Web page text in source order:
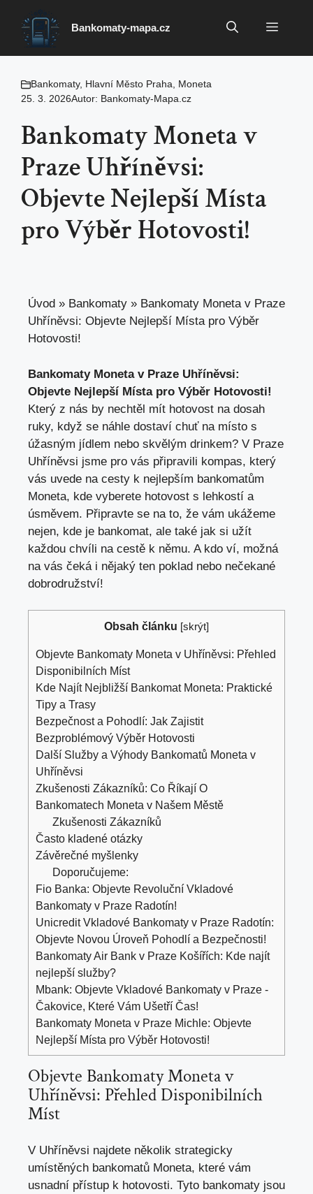
obsah
Bankomaty-mapa.cz Menu
Bankomaty, Hlavní Město Praha
Moneta
25. 3. 2026Autor: Bankomaty-Mapa.cz
Bankomaty Moneta v
Praze Uhříněvsi:
Objevte Nejlepší Místa
pro Výběr Hotovosti!
Úvod » Bankomaty » Bankomaty Moneta v Praze
Uhříněvsi: Objevte Nejlepší Místa pro Výběr
Hotovosti!
Bankomaty Moneta v Praze Uhříněvsi:
Objevte Nejlepší Místa pro Výběr Hotovosti!
Který z nás by nechtěl mít hotovost na dosah
ruky, když se náhle dostaví chuť na místo s
úžasným jídlem nebo skvělým drinkem? V Praze
Uhříněvsi jsme pro vás připravili kompas, který
vás uvede na cesty k nejlepším bankomatům
Moneta, kde vyberete hotovost s lehkostí a
úsměvem. Připravte se na to, že vám ukážeme
nejen, kde je bankomat, ale také jak si užít
každou chvíli na cestě k němu. A kdo ví, možná
na vás čeká i nějaký ten poklad nebo nečekané
dobrodružství!
Obsah článku [skrýt]
Objevte Bankomaty Moneta v Uhříněvsi: Přehled
Disponibilních Míst
Kde Najít Nejbližší Bankomat Moneta: Praktické
Tipy a Trasy
Bezpečnost a Pohodlí: Jak Zajistit
Bezproblémový Výběr Hotovosti
Další Služby a Výhody Bankomatů Moneta v
Uhříněvsi
Zkušenosti Zákazníků: Co Říkají O
Bankomatech Moneta v Našem Městě
Zkušenosti Zákazníků
Často kladené otázky
Závěrečné myšlenky
Doporučujeme:
Fio Banka: Objevte Revoluční Vkladové
Bankomaty v Praze Radotín!
Unicredit Vkladové Bankomaty v Praze Radotín:
Objevte Novou Úroveň Pohodlí a Bezpečnosti!
Bankomaty Air Bank v Praze Košířích: Kde najít
nejlepší služby?
Mbank: Objevte Vkladové Bankomaty v Praze -
Čakovice, Které Vám Ušetří Čas!
Bankomaty Moneta v Praze Michle: Objevte
Nejlepší Místa pro Výběr Hotovosti!
Objevte Bankomaty Moneta v
Uhříněvsi: Přehled Disponibilních
Míst
V Uhříněvsi najdete několik strategicky
umístěných bankomatů Moneta, které vám
usnadní přístup k hotovosti. Tyto bankomaty jsou